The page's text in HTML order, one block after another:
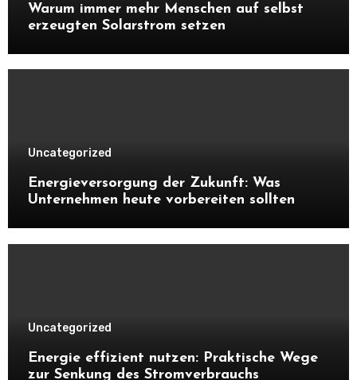
Warum immer mehr Menschen auf selbst
erzeugten Solarstrom setzen
Uncategorized
Energieversorgung der Zukunft: Was
Unternehmen heute vorbereiten sollten
Uncategorized
Energie effizient nutzen: Praktische Wege
zur Senkung des Stromverbrauchs